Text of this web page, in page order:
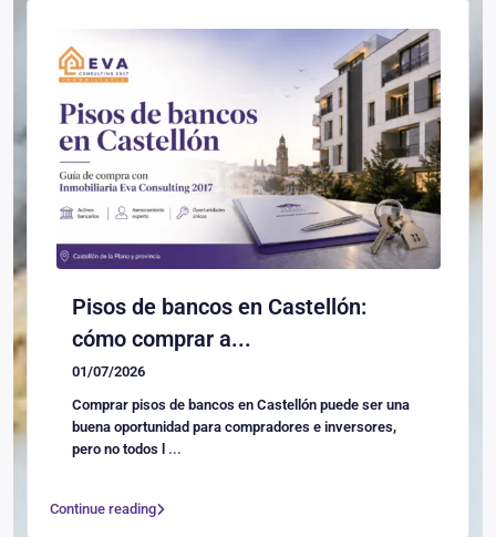
Pisos de bancos en Castellón:
cómo comprar a...
01/07/2026
Comprar pisos de bancos en Castellón puede ser una
buena oportunidad para compradores e inversores,
pero no todos l ...
Continue reading